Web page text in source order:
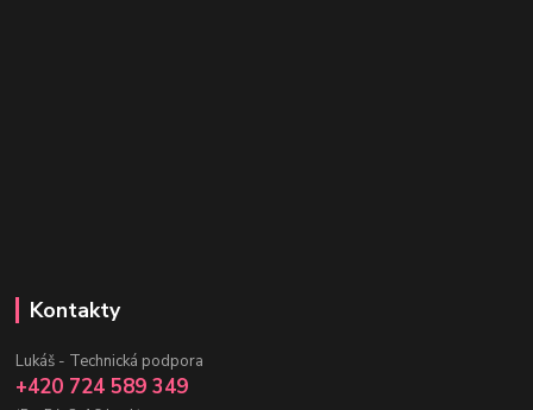
Kontakty
Lukáš - Technická podpora
+420 724 589 349